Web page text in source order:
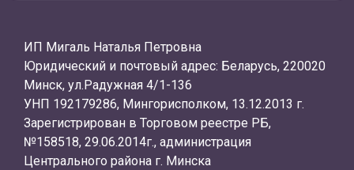
ИП Мигаль Наталья Петровна
Юридический и почтовый адрес: Беларусь, 220020
Минск, ул.Радужная 4/1-136
УНП 192179286, Мингорисполком, 13.12.2013 г.
Зарегистрирован в Торговом реестре РБ,
№158518, 29.06.2014г., администрация
Центрального района г. Минска